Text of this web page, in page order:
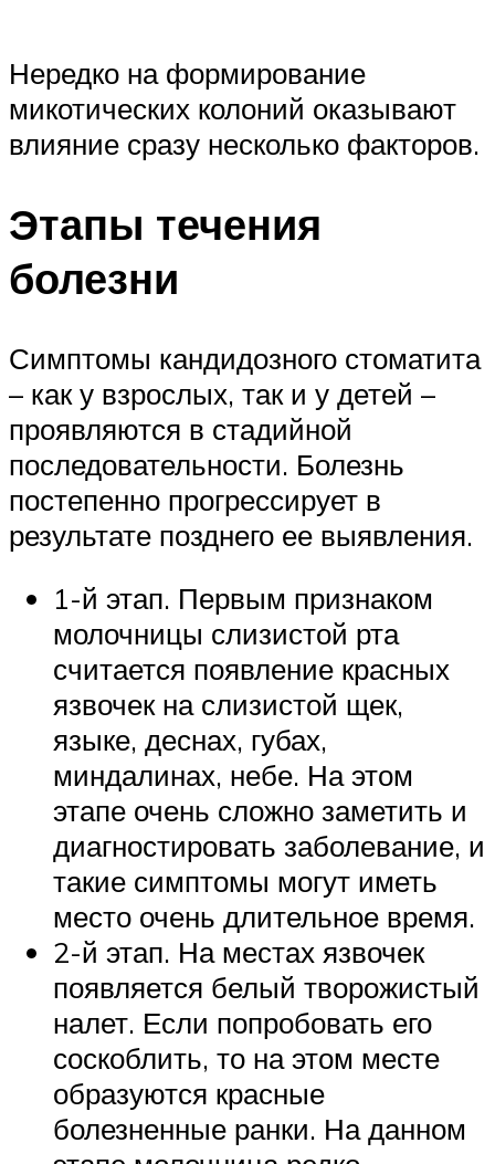
Нередко на формирование
микотических колоний оказывают
влияние сразу несколько факторов.
Этапы течения
болезни
Симптомы кандидозного стоматита
– как у взрослых, так и у детей –
проявляются в стадийной
последовательности. Болезнь
постепенно прогрессирует в
результате позднего ее выявления.
1-й этап. Первым признаком
молочницы слизистой рта
считается появление красных
язвочек на слизистой щек,
языке, деснах, губах,
миндалинах, небе. На этом
этапе очень сложно заметить и
диагностировать заболевание, и
такие симптомы могут иметь
место очень длительное время.
2-й этап. На местах язвочек
появляется белый творожистый
налет. Если попробовать его
соскоблить, то на этом месте
образуются красные
болезненные ранки. На данном